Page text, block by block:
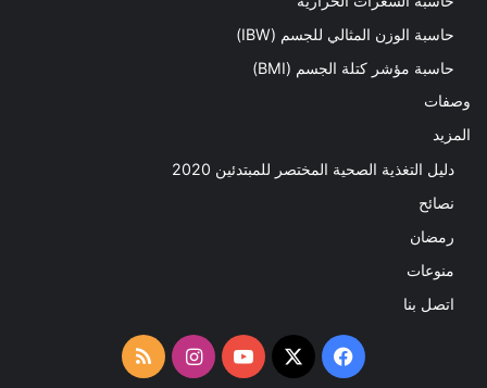
حاسبة الوزن المثالي للجسم (IBW)
حاسبة مؤشر كتلة الجسم (BMI)
وصفات
المزيد
دليل التغذية الصحية المختصر للمبتدئين 2020​
نصائح
رمضان
منوعات
اتصل بنا
فيسبوك
‫X
‫YouTubeانستقرامملخص